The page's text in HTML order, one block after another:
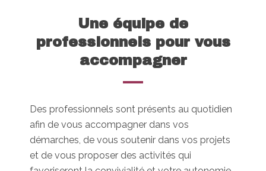
Une équipe de
professionnels pour vous
accompagner
Des professionnels sont présents au quotidien
afin de vous accompagner dans vos
démarches, de vous soutenir dans vos projets
et de vous proposer des activités qui